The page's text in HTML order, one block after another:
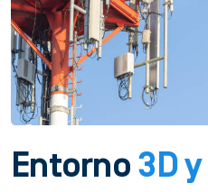
Entorno 3D y